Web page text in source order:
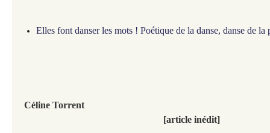
Elles font danser les mots ! Poétique de la danse, danse de la
Céline Torrent
[article inédit]